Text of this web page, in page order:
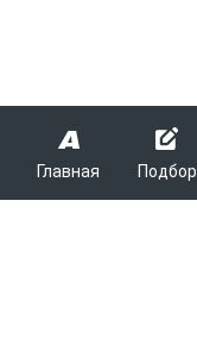
Главная Подбор